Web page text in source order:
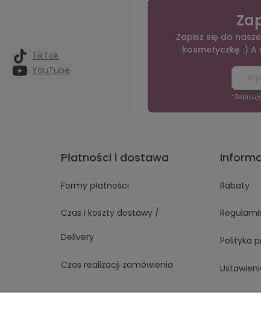
TikTok
YouTube
Zapisz się do
kosmetyczkę :)
Płatności i dostawa
Formy płatności
Czas i koszty dostawy /
Delivery
Czas realizacji zamówienia
Rabaty
Polityka